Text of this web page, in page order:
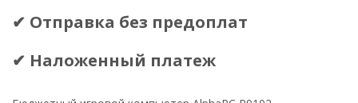
✔ Отправка без предоплат
✔ Наложенный платеж